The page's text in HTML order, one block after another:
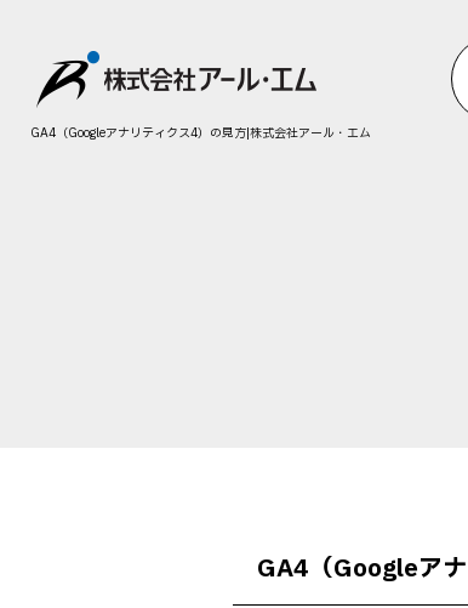
GA4（Googleアナリティクス4）の見方|株式会社アール・エム
GA4（Googleア